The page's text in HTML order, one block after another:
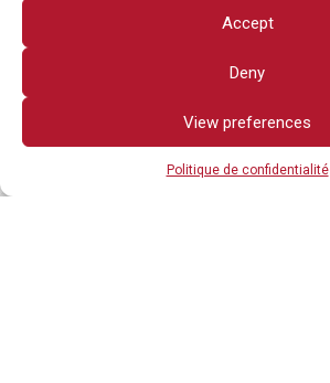
Accept
Deny
View preferences
Politique de confidentialité